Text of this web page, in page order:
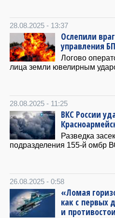
28.08.2025 - 13:37
Ослепили
управления
Логово
лица земли ювелирным
28.08.2025 - 11:25
ВКС России
Разведка
подразделения 155-й омбр
26.08.2025 - 0:58
«Ломая
как с первых
и